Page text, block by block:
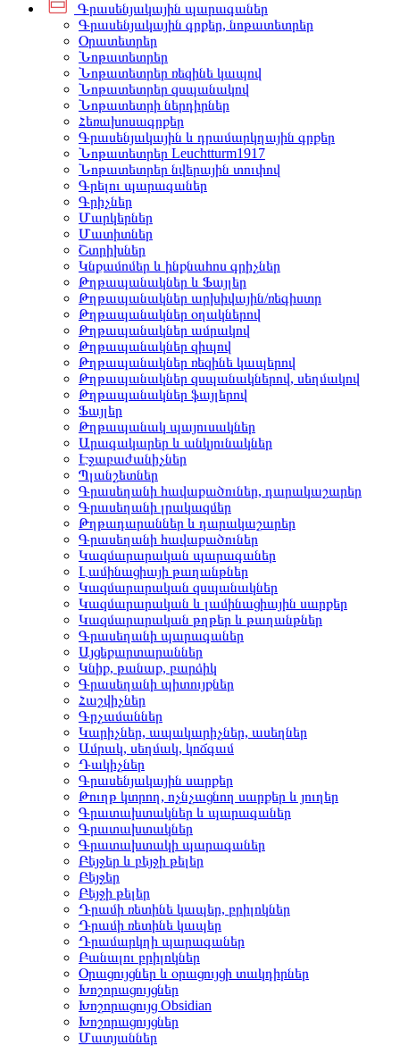
Գրասենյակային պարագաներ
Գրասենյակային գրքեր, նոթատետրեր
Օրատետրեր
Նոթատետրեր
Նոթատետրեր ռեզինե կապով
Նոթատետրեր զսպանակով
Նոթատետրի ներդիրներ
Հեռախոսագրքեր
Գրասենյակային և դրամարկղային գրքեր
Նոթատետրեր Leuchtturm1917
Նոթատետրեր նվերային տուփով
Գրելու պարագաներ
Գրիչներ
Մարկերներ
Մատիտներ
Շտրիխներ
Կնքամոմեր և ինքնահոս գրիչներ
Թղթապանակներ և Ֆայլեր
Թղթապանակներ արխիվային/ռեգիստր
Թղթապանակներ օղակներով
Թղթապանակներ ամրակով
Թղթապանակներ զիպով
Թղթապանակներ ռեզինե կապերով
Թղթապանակներ զսպանակներով, սեղմակով
Թղթապանակներ ֆայլերով
Ֆայլեր
Թղթապանակ պայուսակներ
Արագակարեր և անկյունակներ
Էջաբաժանիչներ
Պլանշետներ
Գրասեղանի հավաքածուներ, դարակաշարեր
Գրասեղանի լրակազմեր
Թղթադարաններ և դարակաշարեր
Գրասեղանի հավաքածուներ
Կազմարարական պարագաներ
Լամինացիայի թաղանթներ
Կազմարարական զսպանակներ
Կազմարարական և լամինացիային սարքեր
Կազմարարական թղթեր և թաղանթներ
Գրասեղանի պարագաներ
Այցեքարտարաններ
Կնիք, թանաք, բարձիկ
Գրասեղանի պիտույքներ
Հաշվիչներ
Գրչամաններ
Կարիչներ, ապակարիչներ, ասեղներ
Ամրակ, սեղմակ, կոճգամ
Դակիչներ
Գրասենյակային սարքեր
Թուղթ կտրող, ոչնչացնող սարքեր և յուղեր
Գրատախտակներ և պարագաներ
Գրատախտակներ
Գրատախտակի պարագաներ
Բեյջեր և բեյջի թելեր
Բեյջեր
Բեյջի թելեր
Դրամի ռետինե կապեր, բրիլոկներ
Դրամի ռետինե կապեր
Դրամարկղի պարագաներ
Բանալու բրիլոկներ
Օրացույցներ և օրացույցի տակդիրներ
Խոշորացույցներ
Խոշորացույց Obsidian
Խոշորացույցներ
Մատյաններ